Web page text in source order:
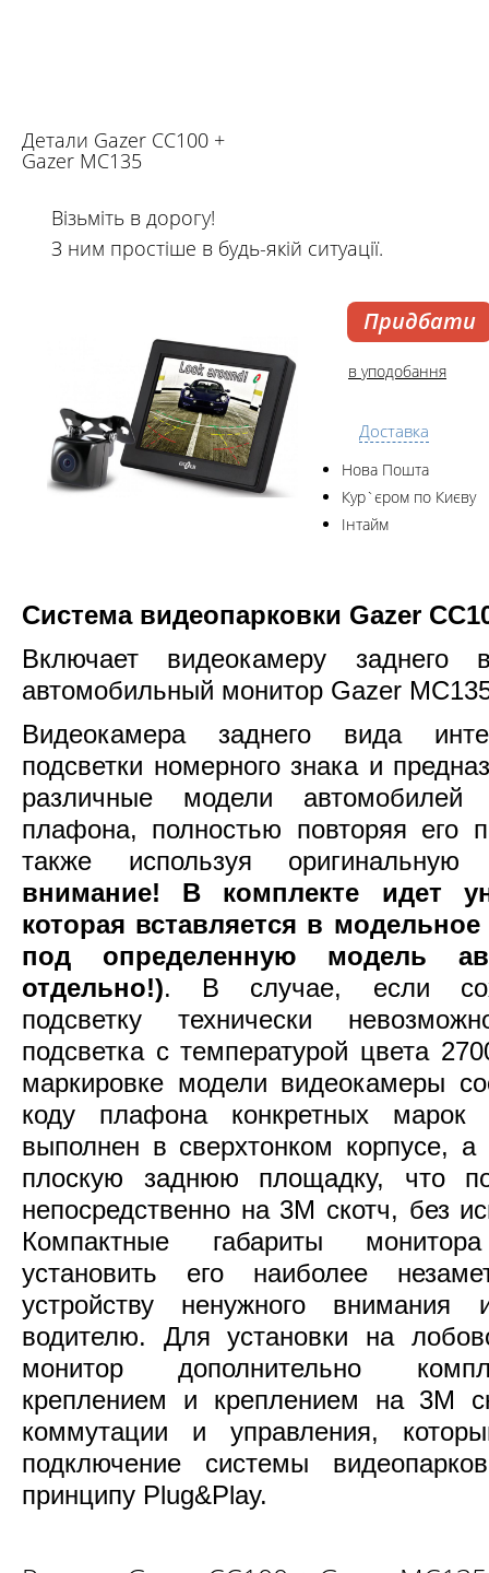
Детали Gazer CC100 +
Gazer MC135
Візьміть в дорогу!
З ним простіше в будь-якій ситуації.
Придбати
в уподобання
Доставка
Нова Пошта
Кур`єром по Києву
Інтайм
Система видеопарковки Gazer
Включает видеокамеру
автомобильный монитор Gazer
Видеокамера заднего вида
подсветки номерного знака и
различные модели автомобилей
плафона, полностью повторяя его
также используя
внимание! В комплекте идет
которая вставляется в
под определенную модель
отдельно!). В случае, если
подсветку технически
подсветка с температурой цвета
маркировке модели видеокамеры
коду плафона конкретных марок
выполнен в сверхтонком корпусе,
плоскую заднюю площадку, что
непосредственно на 3М скотч, без
Компактные габариты
установить его наиболее
устройству ненужного
водителю. Для установки на
монитор дополнительно
креплением и креплением на 3М
коммутации и управления,
подключение системы
принципу Plug&Play.